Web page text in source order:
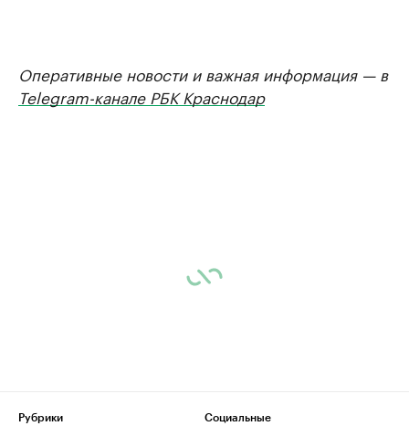
Оперативные новости и важная информация — в
Telegram-канале РБК Краснодар
Рубрики
Социальные